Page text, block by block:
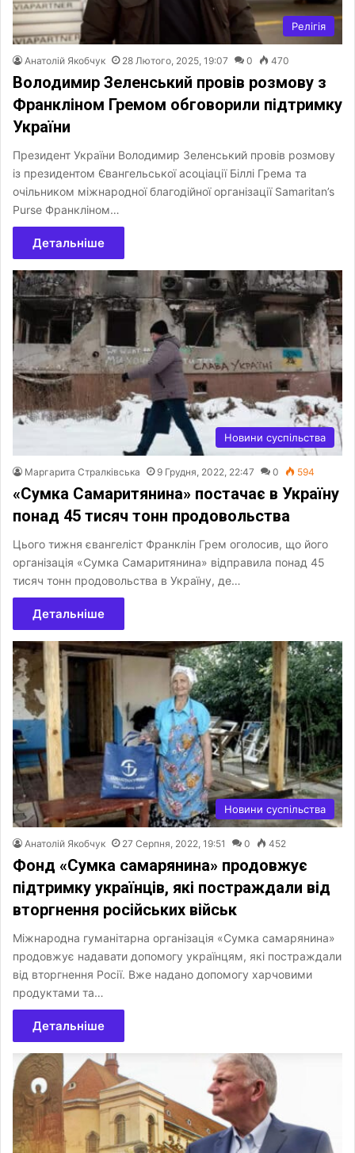
Релігія
Анатолій Якобчук 28 Лютого, 2025, 19:07 0 470
Володимир Зеленський провів розмову з
Франкліном Гремом обговорили підтримку
України
Президент України Володимир Зеленський провів розмову
із президентом Євангельської асоціації Біллі Грема та
очільником міжнародної благодійної організації Samaritan’s
Purse Франкліном…
Детальніше
Новини суспільства
Маргарита Стралківська 9 Грудня, 2022, 22:47 0 594
«Сумка Самаритянина» постачає в Україну
понад 45 тисяч тонн продовольства
Цього тижня євангеліст Франклін Грем оголосив, що його
організація «Сумка Самаритянина» відправила понад 45
тисяч тонн продовольства в Україну, де…
Детальніше
Новини суспільства
Анатолій Якобчук 27 Серпня, 2022, 19:51 0 452
Фонд «Сумка самарянина» продовжує
підтримку українців, які постраждали від
вторгнення російських військ
Міжнародна гуманітарна організація «Сумка самарянина»
продовжує надавати допомогу українцям, які постраждали
від вторгнення Росії. Вже надано допомогу харчовими
продуктами та…
Детальніше